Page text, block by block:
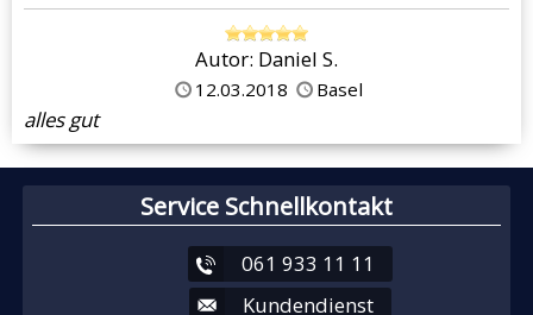
Autor: Daniel S.
12.03.2018 Basel
alles gut
Service Schnellkontakt
061 933 11 11
Kundendienst